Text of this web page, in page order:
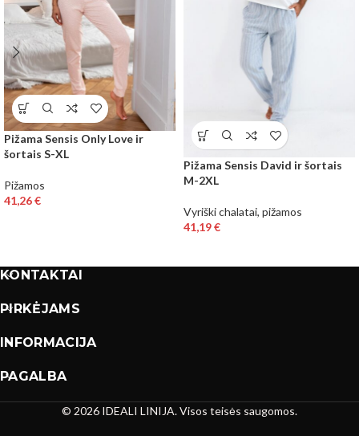
Pižama Sensis Only Love ir
šortais S-XL
Pižamos
41,26€
Pižama Sensis David ir šortais
M-2XL
Vyriški chalatai, pižamos
41,19€
KONTAKTAI
PIRKĖJAMS
INFORMACIJA
PAGALBA
© 2026 IDEALI LINIJA. Visos teisės saugomos.